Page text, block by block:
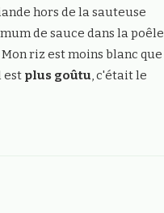
hors de la sauteuse
de sauce dans la poêle
riz est moins blanc que
est plus goûtu, c'était le